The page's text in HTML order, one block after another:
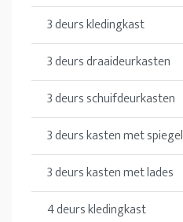
3 deurs kledingkast
3 deurs draaideurkasten
3 deurs schuifdeurkasten
3 deurs kasten met spiegel
3 deurs kasten met lades
4 deurs kledingkast